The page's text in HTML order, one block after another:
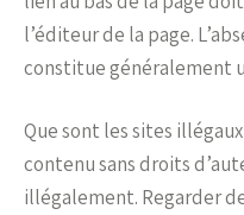
l’éditeur de la page.
constitue généralement
Que sont les sites
contenu sans droits
illégalement. Regarder